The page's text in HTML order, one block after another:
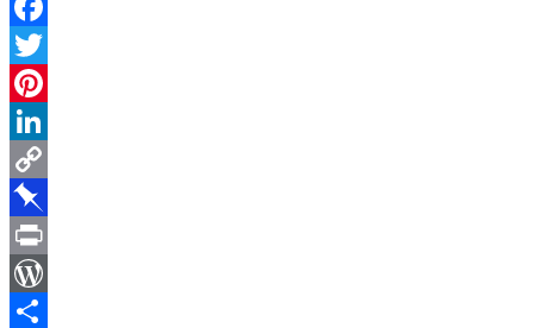
Facebook
Twitter
Pinterest
LinkedIn
Copy
Link
Pinboard
Print
WordPress